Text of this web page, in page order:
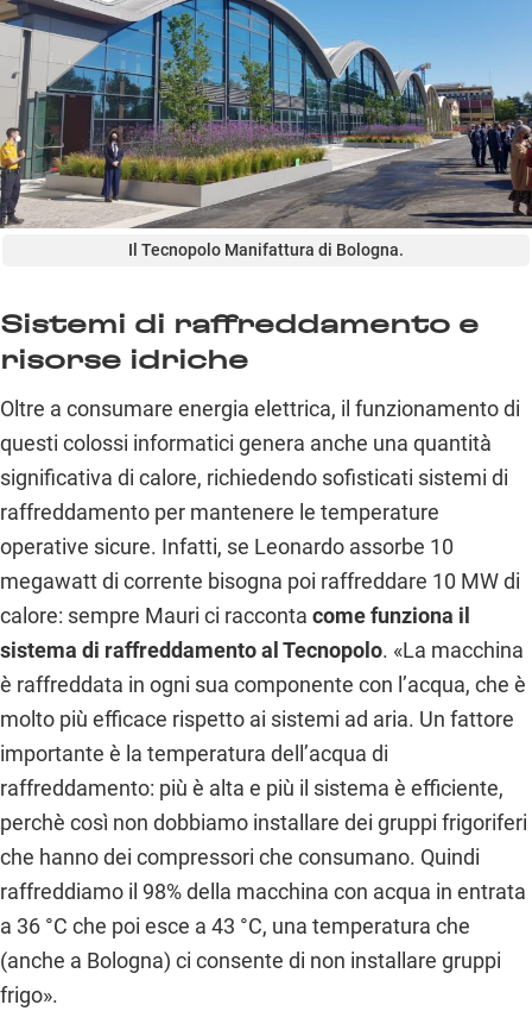
Il Tecnopolo Manifattura di Bologna.
Sistemi di raffreddamento e
risorse idriche
Oltre a consumare energia elettrica, il funzionamento di
questi colossi informatici genera anche una quantità
significativa di calore, richiedendo sofisticati sistemi di
raffreddamento per mantenere le temperature
operative sicure. Infatti, se Leonardo assorbe 10
megawatt di corrente bisogna poi raffreddare 10 MW di
calore: sempre Mauri ci racconta come funziona il
sistema di raffreddamento al Tecnopolo. «La macchina
è raffreddata in ogni sua componente con l’acqua, che è
molto più efficace rispetto ai sistemi ad aria. Un fattore
importante è la temperatura dell’acqua di
raffreddamento: più è alta e più il sistema è efficiente,
perchè così non dobbiamo installare dei gruppi frigoriferi
che hanno dei compressori che consumano. Quindi
raffreddiamo il 98% della macchina con acqua in entrata
a 36 °C che poi esce a 43 °C, una temperatura che
(anche a Bologna) ci consente di non installare gruppi
frigo».